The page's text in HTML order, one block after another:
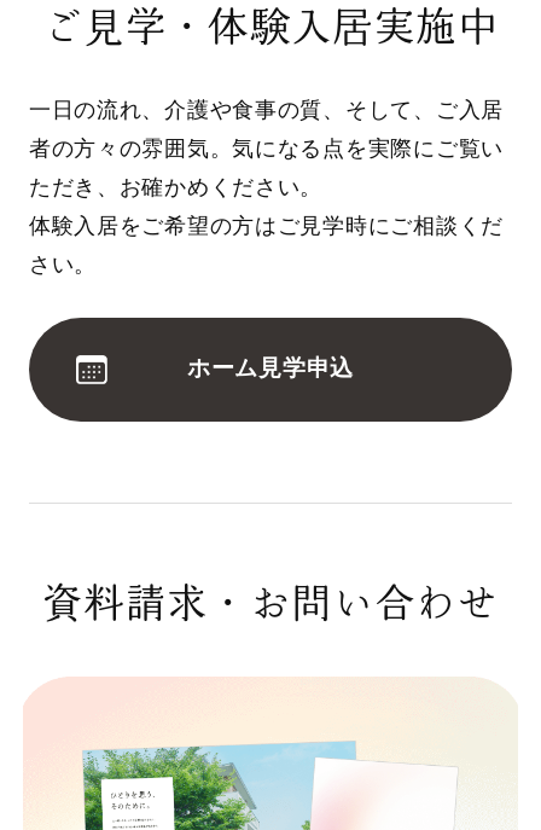
ご見学・体験入居実施中
一日の流れ、介護や食事の質、そして、ご入居
者の方々の雰囲気。気になる点を実際にご覧い
ただき、お確かめください。
体験入居をご希望の方はご見学時にご相談くだ
さい。
ホーム見学申込
資料請求・お問い合わせ